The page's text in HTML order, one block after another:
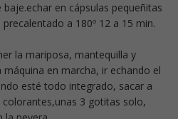
en cápsulas pequeñitas
a 180º 12 a 15 min.
la mariposa, mantequilla y
en marcha, ir echando el
esté todo integrado, sacar a
3 gotitas solo,